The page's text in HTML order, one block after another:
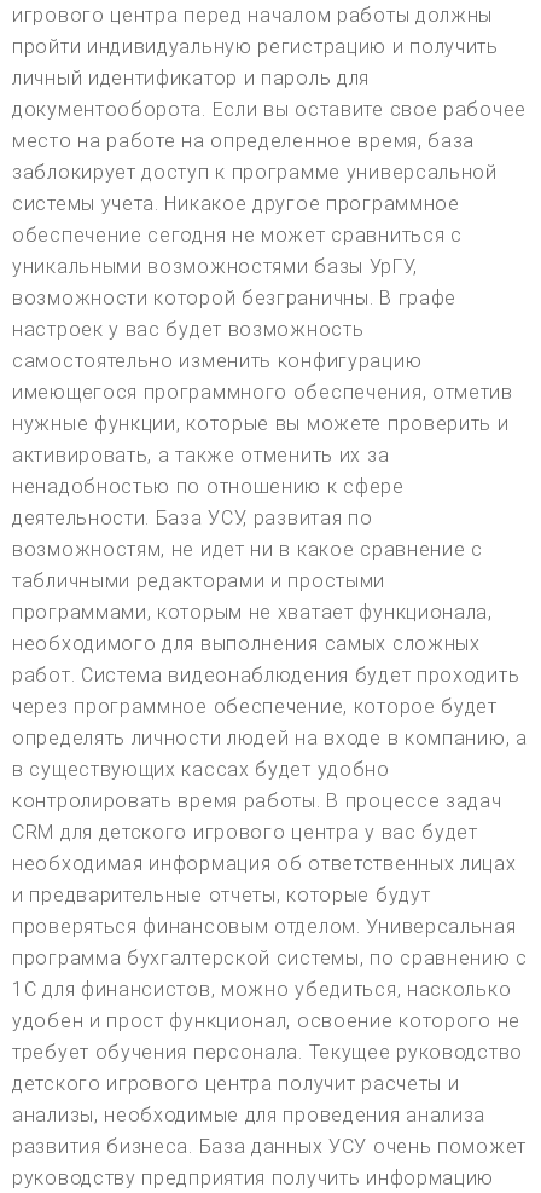
игрового центра перед началом работы должны
пройти индивидуальную регистрацию и получить
личный идентификатор и пароль для
документооборота. Если вы оставите свое рабочее
место на работе на определенное время, база
заблокирует доступ к программе универсальной
системы учета. Никакое другое программное
обеспечение сегодня не может сравниться с
уникальными возможностями базы УрГУ,
возможности которой безграничны. В графе
настроек у вас будет возможность
самостоятельно изменить конфигурацию
имеющегося программного обеспечения, отметив
нужные функции, которые вы можете проверить и
активировать, а также отменить их за
ненадобностью по отношению к сфере
деятельности. База УСУ, развитая по
возможностям, не идет ни в какое сравнение с
табличными редакторами и простыми
программами, которым не хватает функционала,
необходимого для выполнения самых сложных
работ. Система видеонаблюдения будет проходить
через программное обеспечение, которое будет
определять личности людей на входе в компанию, а
в существующих кассах будет удобно
контролировать время работы. В процессе задач
CRM для детского игрового центра у вас будет
необходимая информация об ответственных лицах
и предварительные отчеты, которые будут
проверяться финансовым отделом. Универсальная
программа бухгалтерской системы, по сравнению с
1С для финансистов, можно убедиться, насколько
удобен и прост функционал, освоение которого не
требует обучения персонала. Текущее руководство
детского игрового центра получит расчеты и
анализы, необходимые для проведения анализа
развития бизнеса. База данных УСУ очень поможет
руководству предприятия получить информацию